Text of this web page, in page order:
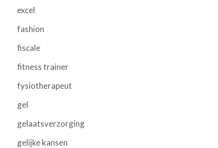
excel
fashion
fiscale
fitness trainer
fysiotherapeut
gel
gelaatsverzorging
gelijke kansen